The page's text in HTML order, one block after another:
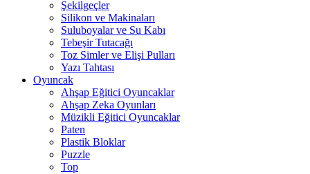
Şekilgeçler
Silikon ve Makinaları
Suluboyalar ve Su Kabı
Tebeşir Tutacağı
Toz Simler ve Elişi Pulları
Yazı Tahtası
Oyuncak
Ahşap Eğitici Oyuncaklar
Ahşap Zeka Oyunları
Müzikli Eğitici Oyuncaklar
Paten
Plastik Bloklar
Puzzle
Top